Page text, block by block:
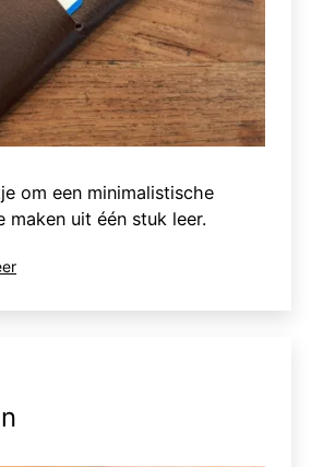
om een minimalistische
maken uit één stuk leer.